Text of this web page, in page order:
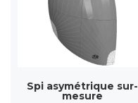
Spi asymétrique sur-
mesure